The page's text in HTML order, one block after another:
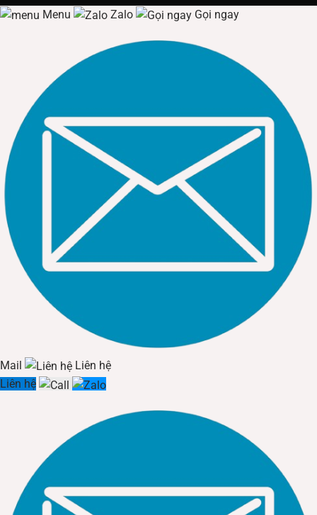
Máng đèn đôi có chóa 1.2m (Mã MCN-220
Giải pháp chiếu sáng mạnh mẽ cho các nhà xưởng lớn, dây
chuyền may mặc hoặc khu vực kiểm tra sản phẩm.
MCN-220.
Kích thước lắp đặt:
, Chiều rộng đáy
182mm
Đặc điểm: Sử dụng 2 bóng đèn LED Tube 1.2m song song.
Menu Zalo Gọi ngay
Mail
Liên hệ
Liên hệ